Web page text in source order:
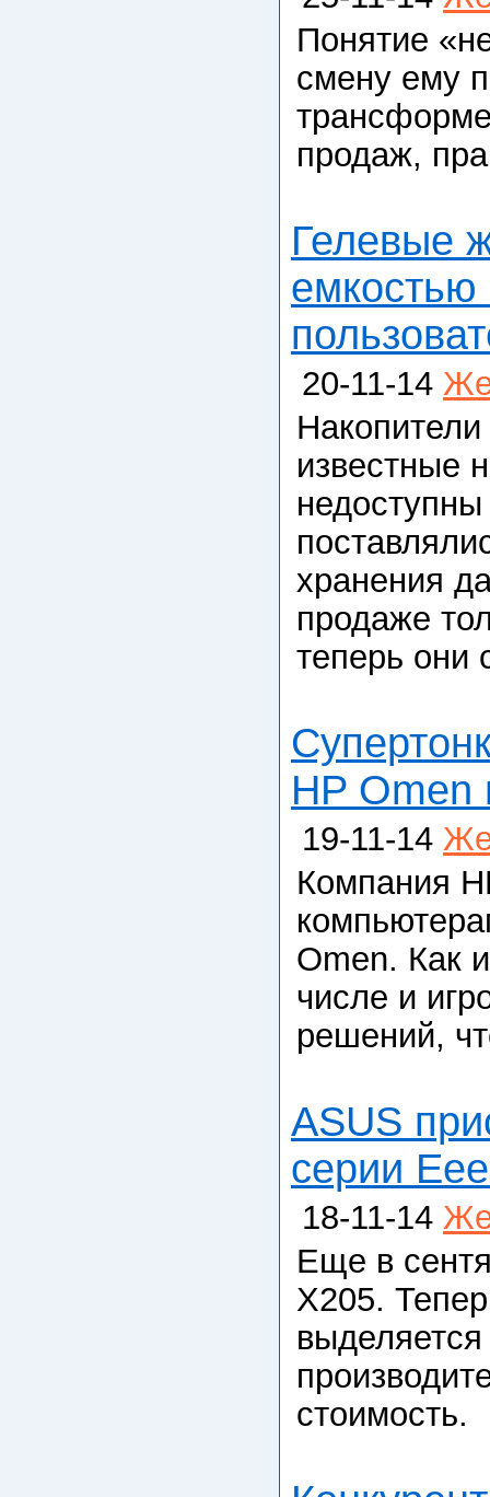
Понятие
смену ему
продаж,
Гелевые
20-11-14
известные
хранения
продаже
теперь они
HP Omen
19-11-14
Компания
Omen. Как
числе и
решений,
ASUS
серии
18-11-14
Еще в
X205.
стоимость.